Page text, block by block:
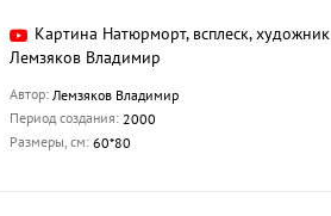
Картина Натюрморт, всплеск, художник
Лемзяков Владимир
Автор: Лемзяков Владимир
Период создания: 2000
Размеры, см:60*80